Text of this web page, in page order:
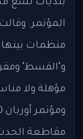
بلديات تسع
المؤتمر.
منظمات بينها
و"القسط"
مؤهلة ولا
مقاطعة